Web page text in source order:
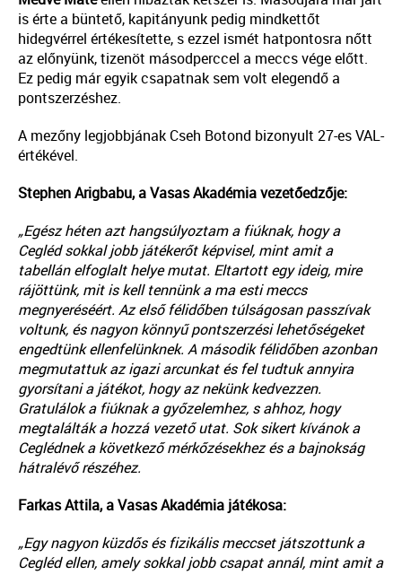
is érte a büntető, kapitányunk pedig mindkettőt
hidegvérrel értékesítette, s ezzel ismét hatpontosra nőtt
az előnyünk, tizenöt másodperccel a meccs vége előtt.
Ez pedig már egyik csapatnak sem volt elegendő a
pontszerzéshez.
A mezőny legjobbjának Cseh Botond bizonyult 27-es VAL-
értékével.
Stephen Arigbabu, a Vasas Akadémia vezetőedzője:
„Egész héten azt hangsúlyoztam a fiúknak, hogy a
Cegléd sokkal jobb játékerőt képvisel, mint amit a
tabellán elfoglalt helye mutat. Eltartott egy ideig, mire
rájöttünk, mit is kell tennünk a ma esti meccs
megnyeréséért. Az első félidőben túlságosan passzívak
voltunk, és nagyon könnyű pontszerzési lehetőségeket
engedtünk ellenfelünknek. A második félidőben azonban
megmutattuk az igazi arcunkat és fel tudtuk annyira
gyorsítani a játékot, hogy az nekünk kedvezzen.
Gratulálok a fiúknak a győzelemhez, s ahhoz, hogy
megtalálták a hozzá vezető utat. Sok sikert kívánok a
Ceglédnek a következő mérkőzésekhez és a bajnokság
hátralévő részéhez.
Farkas Attila, a Vasas Akadémia játékosa:
„Egy nagyon küzdős és fizikális meccset játszottunk a
Cegléd ellen, amely sokkal jobb csapat annál, mint amit a